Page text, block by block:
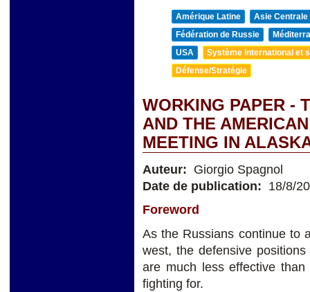
Amérique Latine
Asie Centrale
Fédération de Russie
USA
Système international et
Défense/Stratégie
WORKING PAPER -
AND THE
MEETING IN
Auteur: Giorgio Spagnol
Date de publication: 18/8/
Foreword
As the Russians continue to
west, the defensive
are much less effective
fighting for.